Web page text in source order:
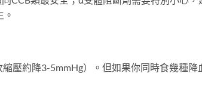
壓約降3-5mmHg）。但如果你同時食幾種降